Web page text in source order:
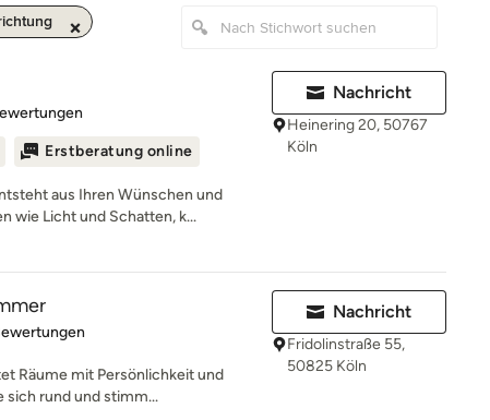
4.9 von 5 Sternen
Erstberatung online
aus Ihren Wünschen und
wie Licht und Schatten, k...
Nachricht
Heinering 20, 50767
Köln
5 von 5 Sternen
Räume mit Persönlichkeit und
sich rund und stimm...
Nachricht
Fridolinstraße 55,
50825 Köln